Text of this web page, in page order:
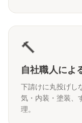
🔨
自社職人によ
下請けに丸投げし
気・内装・塗装、
理。